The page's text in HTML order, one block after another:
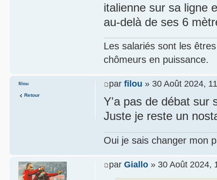
italienne sur sa ligne
au-delà de ses 6
Les salariés sont les
chômeurs en puissance.
par filou » 30 Août 2024,
Y'a pas de débat sur
Juste je reste un
Oui je sais changer mon
filou
Retour
par Giallo » 30 Août 2024,